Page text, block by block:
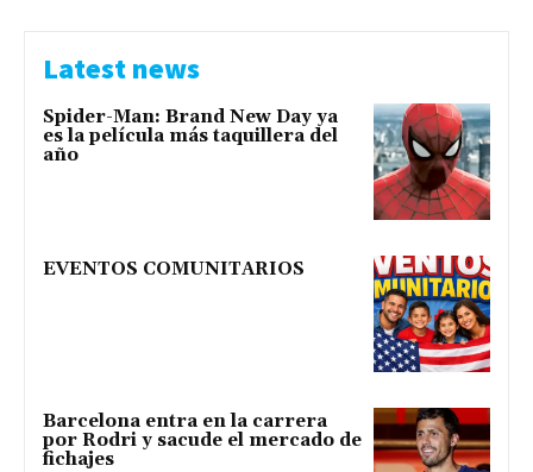
Latest news
Spider-Man: Brand New Day ya
es la película más taquillera del
año
EVENTOS COMUNITARIOS
Barcelona entra en la carrera
por Rodri y sacude el mercado de
fichajes